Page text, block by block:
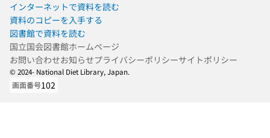
インターネットで資料を読む
資料のコピーを入手する
図書館で資料を読む
国立国会図書館ホームページ
お問い合わせお知らせプライバシーポリシーサイトポリシー
© 2024- National Diet Library, Japan.
画面番号102